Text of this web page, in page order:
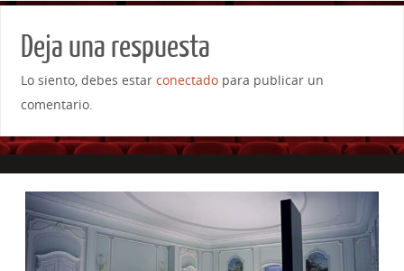
Deja una respuesta
Lo siento, debes estar conectadopara publicar un
comentario.